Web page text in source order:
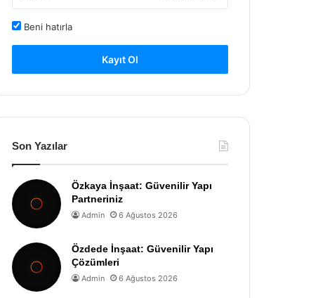
Beni hatırla
Kayıt Ol
Son Yazılar
Özkaya İnşaat: Güvenilir Yapı
Partneriniz
Admin 6 Ağustos 2026
Özdede İnşaat: Güvenilir Yapı
Çözümleri
Admin 6 Ağustos 2026